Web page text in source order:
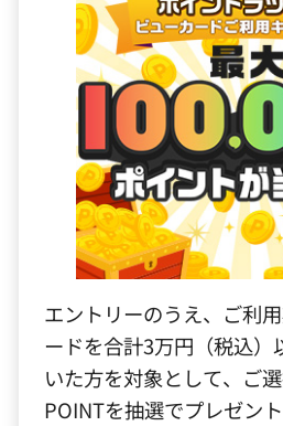
エントリーのうえ、ご利
ードを合計3万円（税込）
いた方を対象として、ご
POINTを抽選でプレゼント